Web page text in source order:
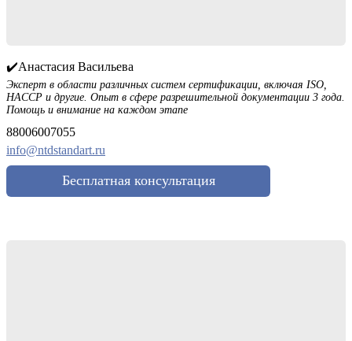
✔️Анастасия Васильева
Эксперт в области различных систем сертификации, включая ISO,
HACCP и другие. Опыт в сфере разрешительной документации 3 года.
Помощь и внимание на каждом этапе
88006007055
info@ntdstandart.ru
Бесплатная консультация